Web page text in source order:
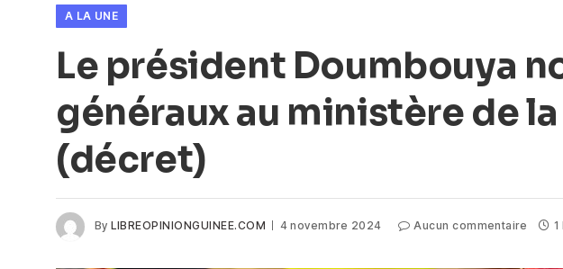
A LA UNE
Le président Doumbouya
généraux au ministère de
(décret)
By LIBREOPINIONGUINEE.COM 4 novembre 2024 Aucun commentaire 1